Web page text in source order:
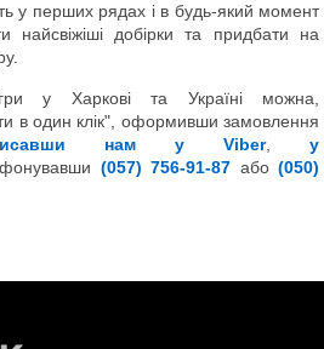
у перших рядах і в будь-який момент
найсвіжіші добірки та придбати на
у Харкові та Україні можна,
в один клік", оформивши замовлення
нам у Viber, у
(057) 756-91-87 або (050)